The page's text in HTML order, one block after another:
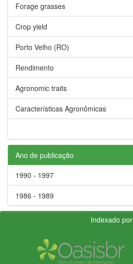
Forage grasses
Crop yield
Porto Velho (RO)
Rendimento
Agronomic traits
Características Agronômicas
Ano de publicação
1990 - 1997
1986 - 1989
Indexado por